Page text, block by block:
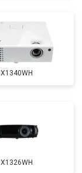
X1340WH
X1326WH